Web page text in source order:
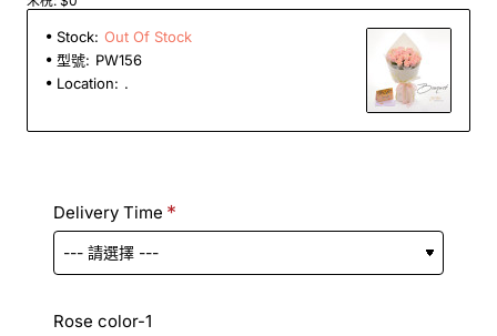
Stock: Out Of Stock
型號: PW156
Location: .
Delivery Time
Rose color-1